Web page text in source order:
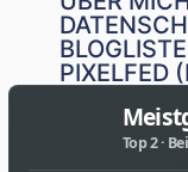
BLOGLISTE
PIXELFED
Top 2 ·